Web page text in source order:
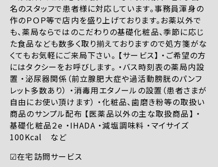
名のスタッフで患者様に対応しています。事務員渾身の
作のＰＯＰ等で店内を盛り上げております。お薬以外で
も、薬局ならではのこだわりの基礎化粧品、季節に応じ
た食品なども数多く取り揃えておりますので処方箋がな
くてもお気軽にご来局下さい。 【サービス】 ・ご希望の方
にはタクシーをお呼びします。 ・バス時刻表の薬局内設
置 ・泌尿器関係（前立腺肥大症や過活動膀胱のパンフ
レット多数あり） ・消毒用エタノールの設置（患者さまが
自由にお使い頂けます） ・化粧品、歯磨き粉等の取扱い
商品のサンプル配布 【医薬品以外の主な取扱商品】 ・
基礎化粧品２e ・IHADA ・減塩調味料 ・マイサイズ
100Kcal など
☑︎在宅訪問サービス